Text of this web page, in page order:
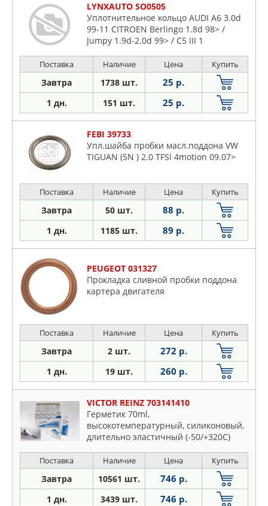
LYNXAUTO SO0505
Уплотнительное кольцо AUDI A6 3.0d
99-11 CITROEN Berlingo 1.8d 98> /
Jumpy 1.9d-2.0d 99> / C5 III 1
Поставка Наличие Цена Купить
Завтра 1738 шт. 25 р.
1 дн. 151 шт. 25 р.
FEBI 39733
Упл.шайба пробки масл.поддона VW
TIGUAN (5N ) 2.0 TFSI 4motion 09.07>
Поставка Наличие Цена Купить
Завтра 50 шт. 88 р.
1 дн. 1185 шт. 89 р.
PEUGEOT 031327
Прокладка сливной пробки поддона
картера двигателя
Поставка Наличие Цена Купить
Завтра 2 шт. 272 р.
1 дн. 19 шт. 260 р.
VICTOR REINZ 703141410
Герметик 70ml,
высокотемпературный, силиконовый,
длительно эластичный (-50/+320C)
Поставка Наличие Цена Купить
Завтра 10561 шт. 746 р.
1 дн. 3439 шт. 746 р.